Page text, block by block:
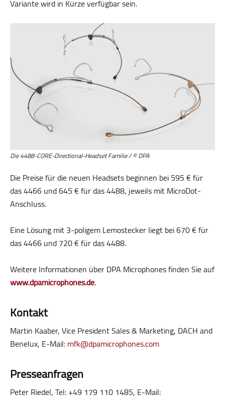
Variante wird in Kürze verfügbar sein.
Die 4488-CORE-Directional-Headset Familie / © DPA
Die Preise für die neuen Headsets beginnen bei 595 € für
das 4466 und 645 € für das 4488, jeweils mit MicroDot-
Anschluss.
Eine Lösung mit 3-poligem Lemostecker liegt bei 670 € für
das 4466 und 720 € für das 4488.
Weitere Informationen über DPA Microphones finden Sie auf
www.dpamicrophones.de.
Kontakt
Martin Kaaber, Vice President Sales & Marketing, DACH and
Benelux, E-Mail:mfk@dpamicrophones.com
Presseanfragen
Peter Riedel, Tel: +49 179 110 1485, E-Mail: